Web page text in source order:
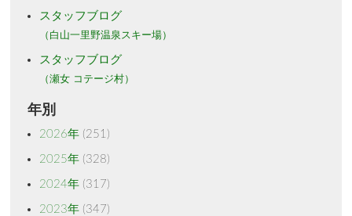
スタッフブログ
（白山一里野温泉スキー場）
スタッフブログ
（瀬女 コテージ村）
年別
2026年(251)
2025年(328)
2024年(317)
2023年(347)